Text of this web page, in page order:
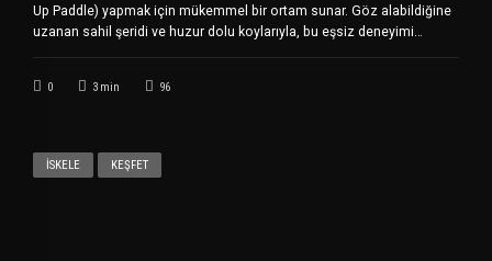
Up Paddle) yapmak için mükemmel bir ortam sunar. Göz alabildiğine
uzanan sahil şeridi ve huzur dolu koylarıyla, bu eşsiz deneyimi
nokta bulunuyor. Yeni başlayanlar için oldukça uygun […]
0 3 min 96
İSKELE KEŞFET